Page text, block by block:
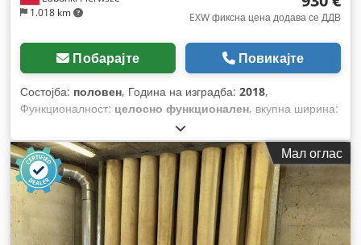
1.018 km
EXW фиксна цена додава се ДДВ
Побарајте Повикајте
Состојба: половен, Година на изградба: 2018,
Функционалност: целосно функционален, вкупна ширина:
трифазен
170 мм, вкупна висина:258 мм, вкупна тежина:90 кг,
волуменски проток:3.000 m³/ч , Мал оглас